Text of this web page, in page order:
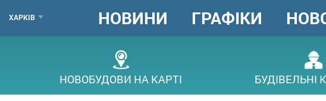
МЕНЮ
ГОРОДОВ
ХАРКІВ
ГОЛОВНЕ
МЕНЮ
НОВИНИ ГРАФІКИ
НОВОБУДОВИ НА КАРТІ БУДІВЕЛЬНІ